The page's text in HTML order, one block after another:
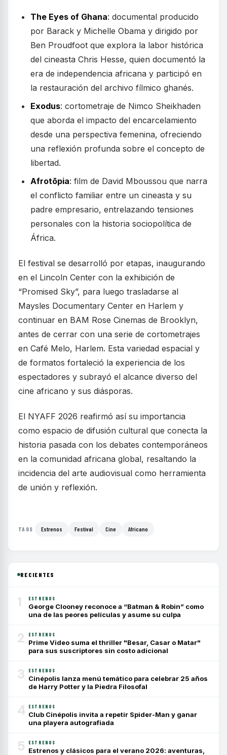
The Eyes of Ghana: documental producido
por Barack y Michelle Obama y dirigido por
Ben Proudfoot que explora la labor histórica
del cineasta Chris Hesse, quien documentó la
era de independencia africana y participó en
la restauración del archivo fílmico ghanés.
Exodus: cortometraje de Nimco Sheikhaden
que aborda el impacto del encarcelamiento
desde una perspectiva femenina, ofreciendo
una reflexión profunda sobre el concepto de
libertad.
Afrotōpia: film de David Mboussou que narra
el conflicto familiar entre un cineasta y su
padre empresario, entrelazando tensiones
personales con la historia sociopolítica de
África.
El festival se desarrolló por etapas, inaugurando
en el Lincoln Center con la exhibición de
“Promised Sky”, para luego trasladarse al
Maysles Documentary Center en Harlem y
continuar en BAM Rose Cinemas de Brooklyn,
antes de cerrar con una serie de cortometrajes
en Café Melo, Harlem. Esta variedad espacial y
de formatos fortaleció la experiencia de los
espectadores y subrayó el alcance diverso del
cine africano y sus diásporas.
El NYAFF 2026 reafirmó así su importancia
como espacio de difusión cultural que conecta la
historia pasada con los debates contemporáneos
en la comunidad africana global, resaltando la
incidencia del arte audiovisual como herramienta
de unión y reflexión.
TAGS Estrenos Festival Cine Africano
RECIENTES
1 ESTRENOS
George Clooney reconoce a “Batman & Robin” como
una de las peores películas y asume su culpa
2 ESTRENOS
Prime Video suma el thriller "Besar, Casar o Matar"
para sus suscriptores sin costo adicional
3 ESTRENOS
Cinépolis lanza menú temático para celebrar 25 años
de Harry Potter y la Piedra Filosofal
4 ESTRENOS
Club Cinépolis invita a repetir Spider-Man y ganar
una playera autografiada
5 ESTRENOS
Estrenos y clásicos para el verano 2026: aventuras,